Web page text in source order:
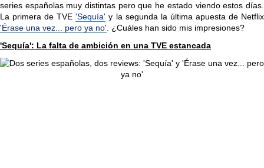
series españolas muy distintas pero que he estado viendo estos días.
La primera de TVE'Sequía' y la segunda la última apuesta de Netflix
'Érase una vez... pero ya no' . ¿Cuáles han sido mis impresiones?
'Sequía': La falta de ambición en una TVE estancada